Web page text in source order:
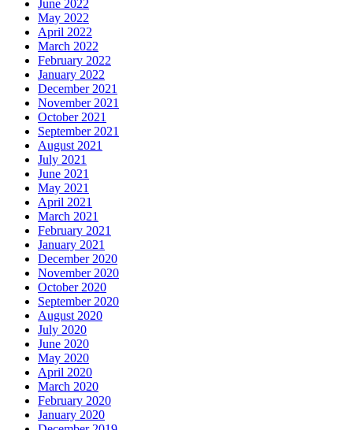
June 2022
May 2022
April 2022
March 2022
February 2022
January 2022
December 2021
November 2021
October 2021
September 2021
August 2021
July 2021
June 2021
May 2021
April 2021
March 2021
February 2021
January 2021
December 2020
November 2020
October 2020
September 2020
August 2020
July 2020
June 2020
May 2020
April 2020
March 2020
February 2020
January 2020